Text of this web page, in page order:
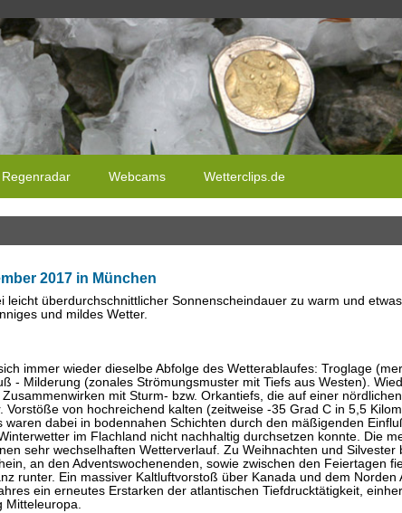
Regenradar Webcams Wetterclips.de
2017 in München
leicht überdurchschnittlicher Sonnenscheindauer zu warm und
und mildes Wetter.
immer wieder dieselbe Abfolge des Wetterablaufes: Troglage
- Milderung (zonales Strömungsmuster mit Tiefs aus Westen).
mit Sturm- bzw. Orkantiefs, die auf einer
von hochreichend kalten (zeitweise -35 Grad C in 5,5
dabei in bodennahen Schichten durch den mäßigenden
im Flachland nicht nachhaltig durchsetzen konnte. Die
sehr wechselhaften Wetterverlauf. Zu Weihnachten und Silvester
an den Adventswochenenden, sowie zwischen den Feiertagen
runter. Ein massiver Kaltluftvorstoß über Kanada und dem Norden
ein erneutes Erstarken der atlantischen Tiefdrucktätigkeit,
Mitteleuropa.